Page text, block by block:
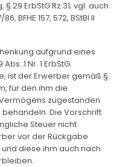
29 ErbStG Rz 31; vgl. auch
BFHE 157, 572, BStBl II
aufgrund eines
1 Nr. 1 ErbStG
ist der Erwerber gemäß §
für den ihm die
zugestanden
Die Vorschrift
Steuer nicht
vor der Rückgabe
diese ihm auch nach